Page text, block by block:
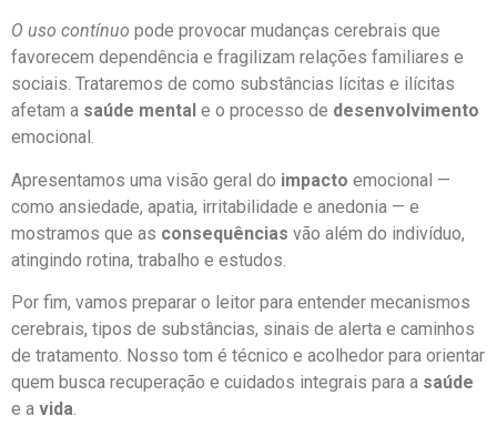
O uso contínuo pode provocar mudanças cerebrais que
favorecem dependência e fragilizam relações familiares e
sociais. Trataremos de como substâncias lícitas e ilícitas
afetam a saúde mental e o processo de desenvolvimento
emocional.
Apresentamos uma visão geral do impacto emocional —
como ansiedade, apatia, irritabilidade e anedonia — e
mostramos que as consequências vão além do indivíduo,
atingindo rotina, trabalho e estudos.
Por fim, vamos preparar o leitor para entender mecanismos
cerebrais, tipos de substâncias, sinais de alerta e caminhos
de tratamento. Nosso tom é técnico e acolhedor para orientar
quem busca recuperação e cuidados integrais para a saúde
e a vida.